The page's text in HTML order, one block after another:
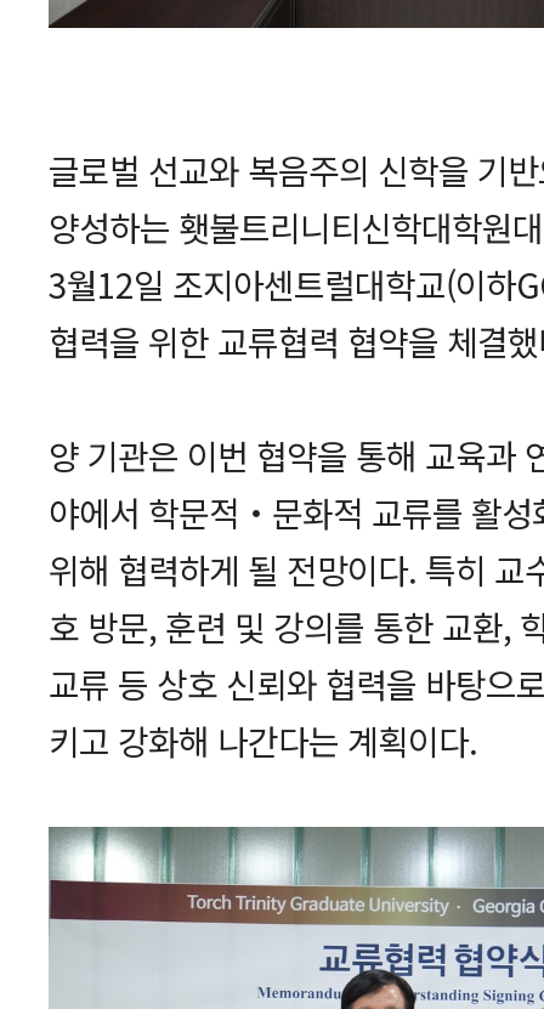
글로벌 선교와 복음주의 신학을 기
양성하는 횃불트리니티신학대학원
3월12일 조지아센트럴대학교(이하
협력을 위한 교류협력 협약을 체결
양 기관은 이번 협약을 통해 교육과
야에서 학문적‧문화적 교류를 활성
위해 협력하게 될 전망이다. 특히 교
호 방문, 훈련 및 강의를 통한 교환,
교류 등 상호 신뢰와 협력을 바탕으
키고 강화해 나간다는 계획이다.